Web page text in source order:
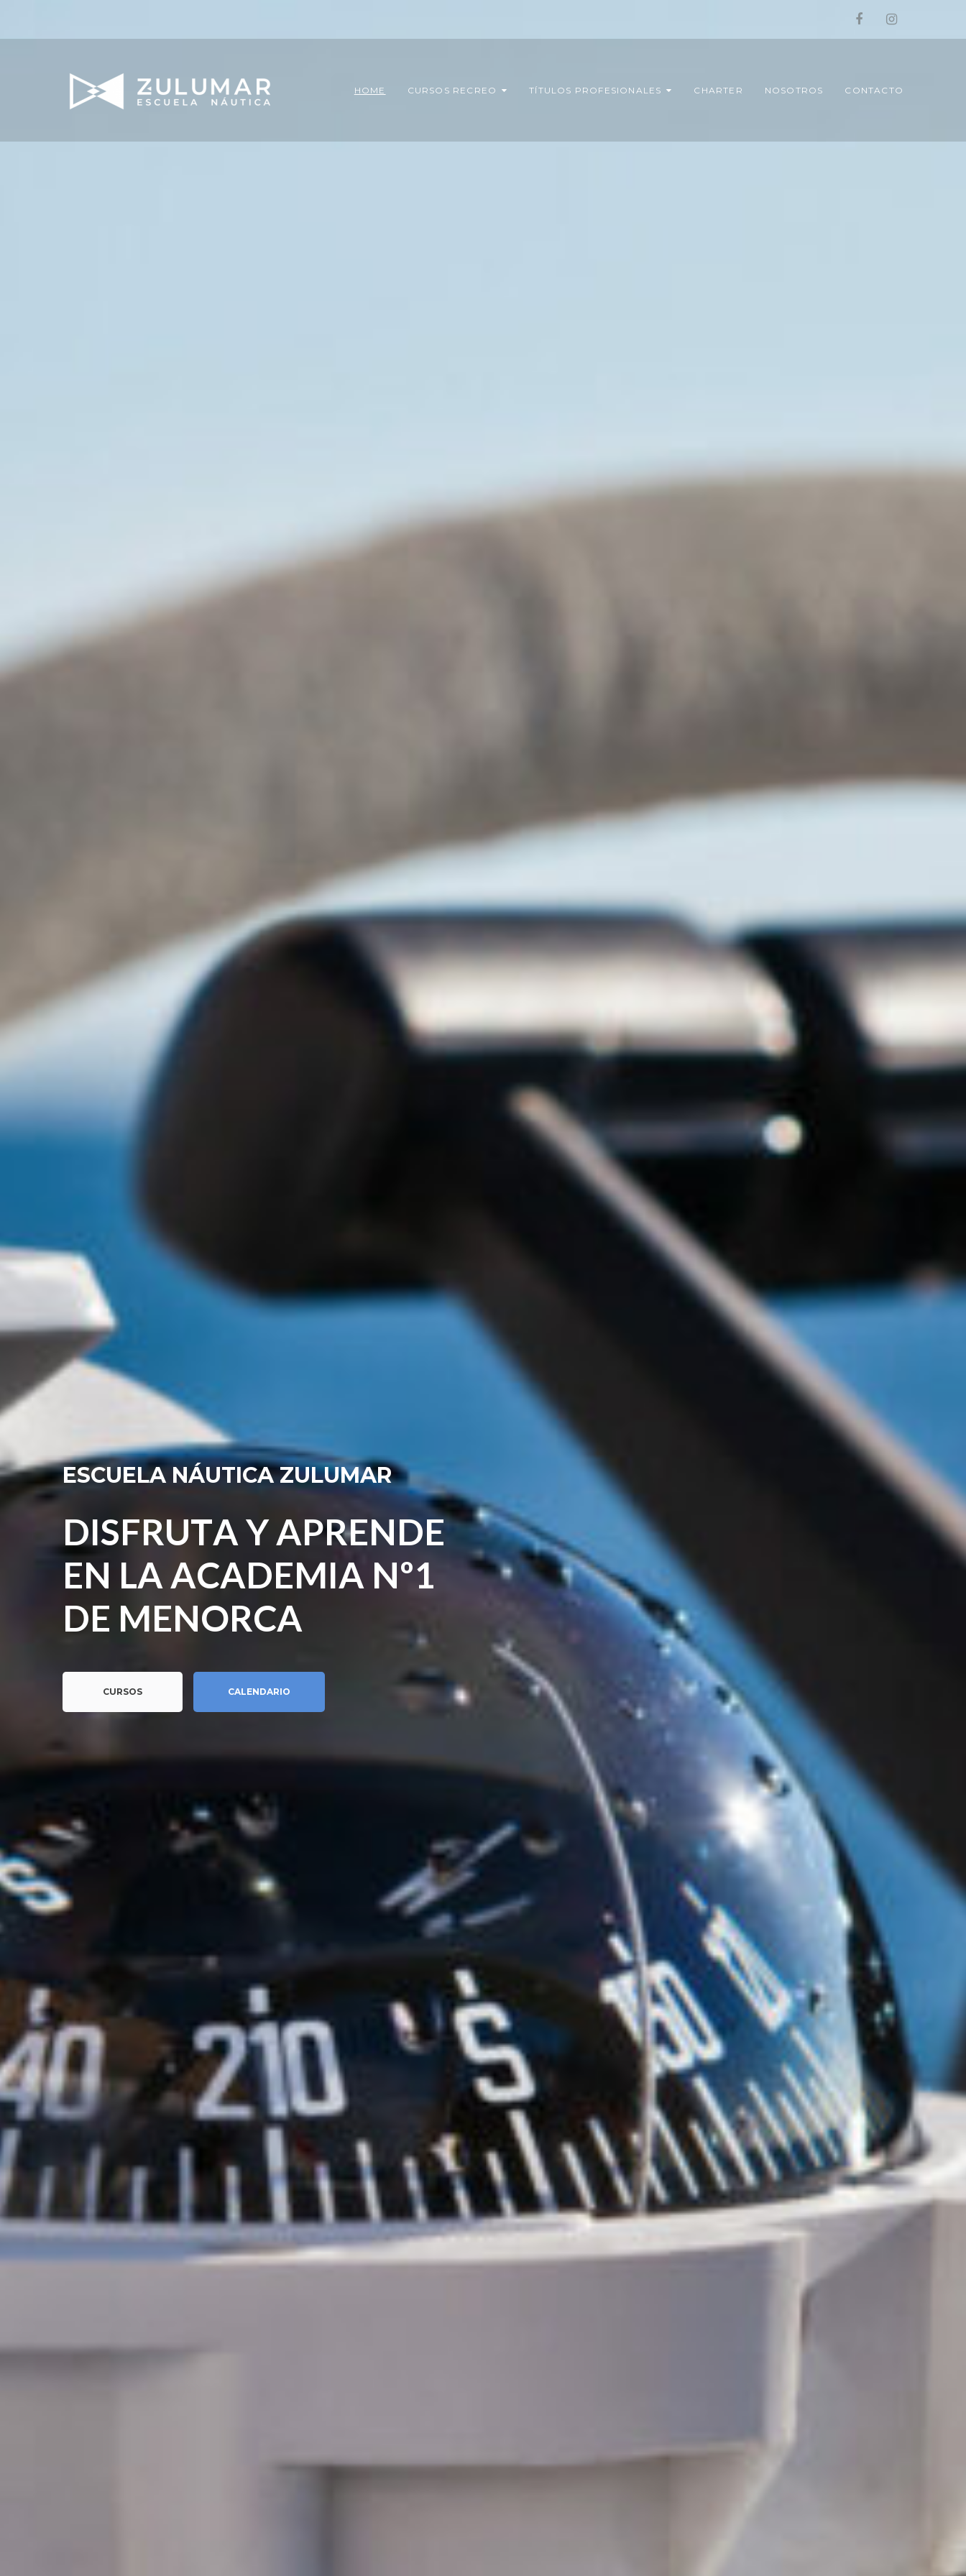
HOME CURSOS RECREO TÍTULOS PROFESIONALES CHARTER NOSOTROS CONTACTO
ESCUELA NÁUTICA ZULUMAR
DISFRUTAYAPRENDE
EN LAACADEMIA Nº1
DE MENORCA
CURSOS CALENDARIO